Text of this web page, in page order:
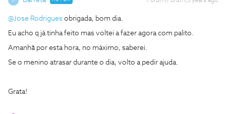
@Jose Rodrigues obrigada, bom dia.
Eu acho q já tinha feito mas voltei a fazer agora com palito.
Amanhã por esta hora, no máximo, saberei.
Se o menino atrasar durante o dia, volto a pedir ajuda.
Grata!